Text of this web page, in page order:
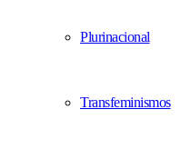
Plurinacional
Transfeminismos